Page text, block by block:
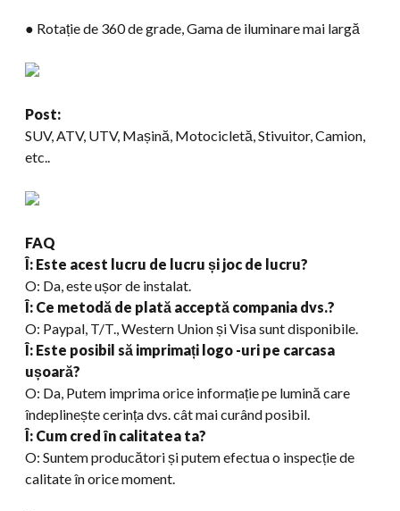
● Rotație de 360 ​​de grade, Gama de iluminare mai largă
Post:
SUV, ATV, UTV, Mașină, Motocicletă, Stivuitor, Camion,
etc..
FAQ
Î: Este acest lucru de lucru și joc de lucru?
O: Da, este ușor de instalat.
Î: Ce metodă de plată acceptă compania dvs.?
O: Paypal, T/T., Western Union și Visa sunt disponibile.
Î: Este posibil să imprimați logo -uri pe carcasa
ușoară?
O: Da, Putem imprima orice informație pe lumină care
îndeplinește cerința dvs. cât mai curând posibil.
Î: Cum cred în calitatea ta?
O: Suntem producători și putem efectua o inspecție de
calitate în orice moment.